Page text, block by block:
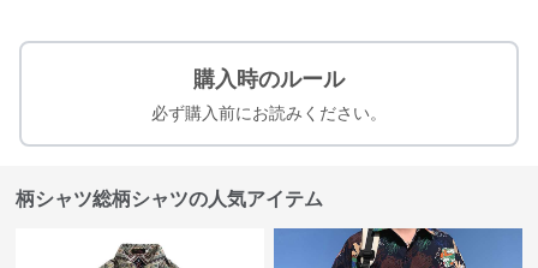
購入時のルール
必ず購入前にお読みください。
柄シャツ総柄シャツの人気アイテム